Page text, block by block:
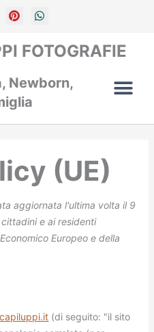
P
i
t
e
e
s
t
W
h
t
s
p
p
FOTOGRAFIE
Newborn,
(UE)
aggiornata l'ultima volta il 9
e ai residenti
Europeo e della
(di seguito: "il sito
elementor
google-
google-
varie